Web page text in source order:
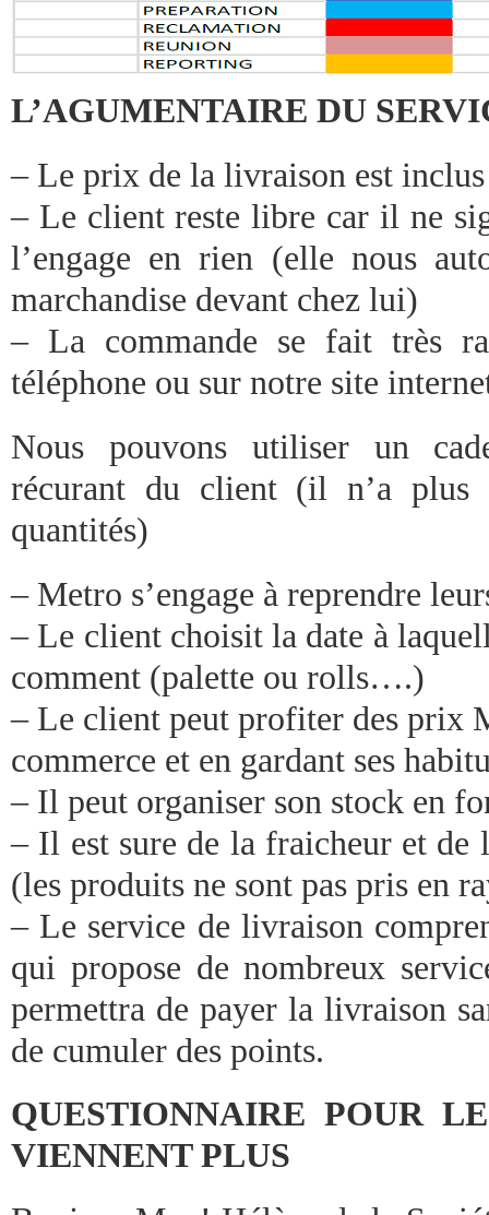
L’AGUMENTAIRE DU
– Le prix de la livraison est inclus
– Le client reste libre car il ne
l’engage en rien (elle nous
marchandise devant chez lui)
– La commande se fait très
téléphone ou sur notre site
Nous pouvons utiliser un
récurant du client (il n’a plus
quantités)
– Metro s’engage à reprendre
– Le client choisit la date à
comment (palette ou rolls….)
– Le client peut profiter des prix
commerce et en gardant ses
– Il peut organiser son stock en
– Il est sure de la fraicheur et
(les produits ne sont pas pris en
– Le service de livraison
qui propose de nombreux
permettra de payer la livraison
de cumuler des points.
QUESTIONNAIRE POUR
VIENNENT PLUS